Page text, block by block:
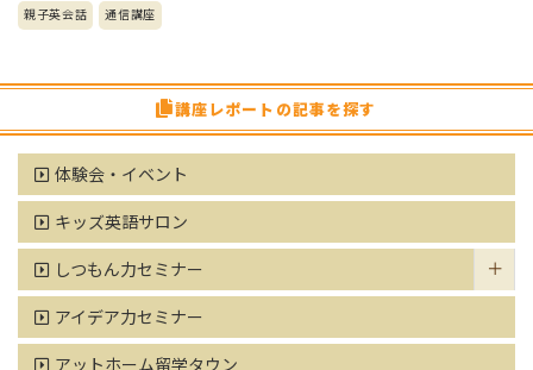
親子英会話 通信講座
講座レポートの記事を探す
体験会・イベント
キッズ英語サロン
しつもん力セミナー
アイデア力セミナー
アットホーム留学タウン